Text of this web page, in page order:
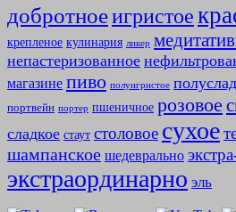
добротноеигристое
крепленое кулинария ликер
непастеризованное
магазине пиво полуигристое
портвейн портер пшеничное розовое
сладкое стаут столовое сухое
шампанское шедеврально
экстраординарно эль